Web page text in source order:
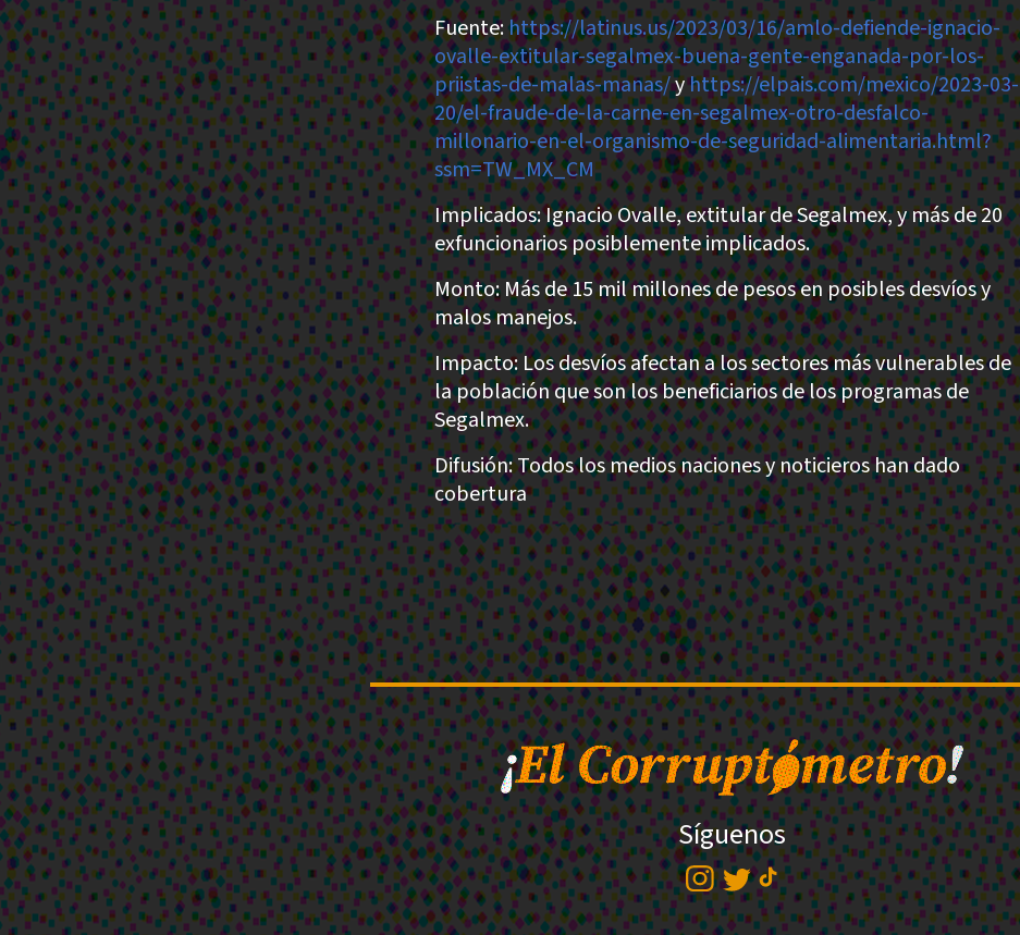
Fuente:https://latinus.us/2023/03/16/amlo-defiende-ignacio-
ovalle-extitular-segalmex-buena-gente-enganada-por-los-
priistas-de-malas-manas/yhttps://elpais.com/mexico/2023-03-
20/el-fraude-de-la-carne-en-segalmex-otro-desfalco-
millonario-en-el-organismo-de-seguridad-alimentaria.html?
ssm=TW_MX_CM
Implicados: Ignacio Ovalle, extitular de Segalmex, y más de 20
exfuncionarios posiblemente implicados.
Monto: Más de 15 mil millones de pesos en posibles desvíos y
malos manejos.
Impacto: Los desvíos afectan a los sectores más vulnerables de
la población que son los beneficiarios de los programas de
Segalmex.
Difusión: Todos los medios naciones y noticieros han dado
cobertura
Síguenos